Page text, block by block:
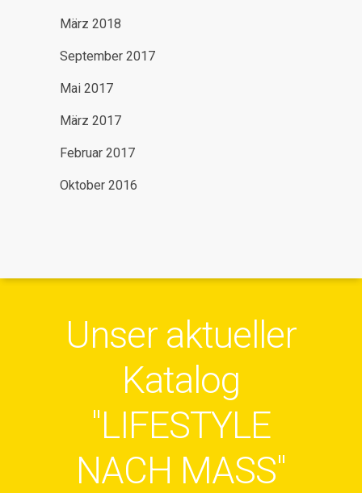
März 2018
September 2017
Mai 2017
März 2017
Februar 2017
Oktober 2016
Unser aktueller
Katalog
"LIFESTYLE
NACH MASS"